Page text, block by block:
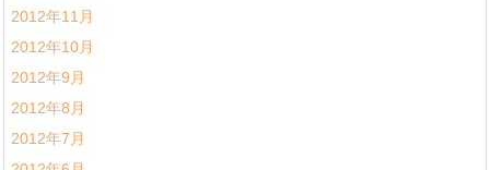
2012年11月
2012年10月
2012年9月
2012年8月
2012年7月